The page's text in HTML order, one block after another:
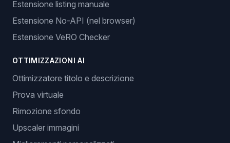
Estensione listing manuale
Estensione No-API (nel browser)
Estensione VeRO Checker
OTTIMIZZAZIONI AI
Ottimizzatore titolo e descrizione
Prova virtuale
Rimozione sfondo
Upscaler immagini